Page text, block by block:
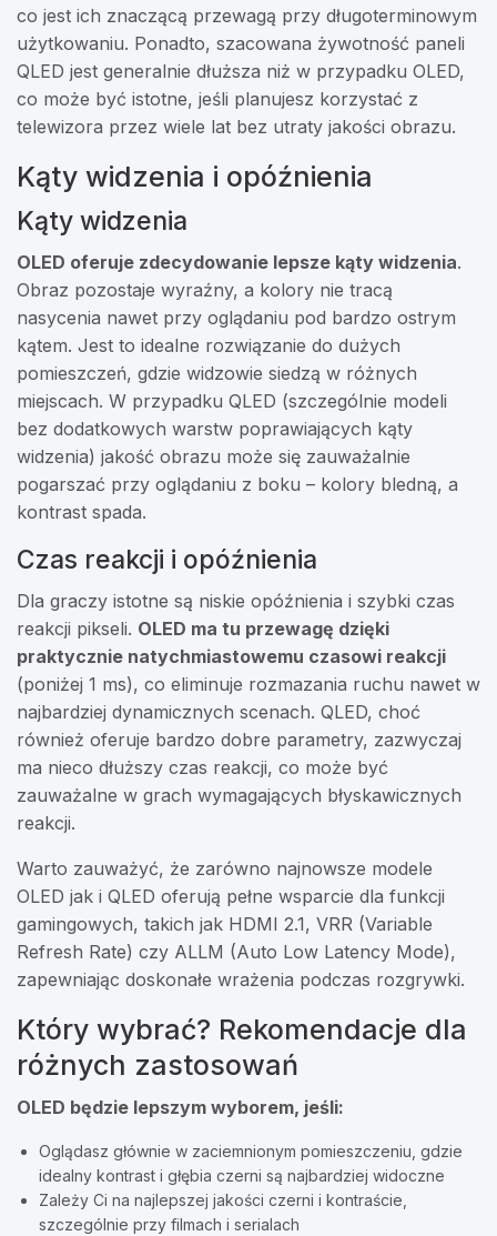
co jest ich znaczącą przewagą przy długoterminowym
użytkowaniu. Ponadto, szacowana żywotność paneli
QLED jest generalnie dłuższa niż w przypadku OLED,
co może być istotne, jeśli planujesz korzystać z
telewizora przez wiele lat bez utraty jakości obrazu.
Kąty widzenia i opóźnienia
Kąty widzenia
OLED oferuje zdecydowanie lepsze kąty widzenia.
Obraz pozostaje wyraźny, a kolory nie tracą
nasycenia nawet przy oglądaniu pod bardzo ostrym
kątem. Jest to idealne rozwiązanie do dużych
pomieszczeń, gdzie widzowie siedzą w różnych
miejscach. W przypadku QLED (szczególnie modeli
bez dodatkowych warstw poprawiających kąty
widzenia) jakość obrazu może się zauważalnie
pogarszać przy oglądaniu z boku – kolory bledną, a
kontrast spada.
Czas reakcji i opóźnienia
Dla graczy istotne są niskie opóźnienia i szybki czas
reakcji pikseli. OLED ma tu przewagę dzięki
praktycznie natychmiastowemu czasowi reakcji
(poniżej 1 ms), co eliminuje rozmazania ruchu nawet w
najbardziej dynamicznych scenach. QLED, choć
również oferuje bardzo dobre parametry, zazwyczaj
ma nieco dłuższy czas reakcji, co może być
zauważalne w grach wymagających błyskawicznych
reakcji.
Warto zauważyć, że zarówno najnowsze modele
OLED jak i QLED oferują pełne wsparcie dla funkcji
gamingowych, takich jak HDMI 2.1, VRR (Variable
Refresh Rate) czy ALLM (Auto Low Latency Mode),
zapewniając doskonałe wrażenia podczas rozgrywki.
Który wybrać? Rekomendacje dla
różnych zastosowań
OLED będzie lepszym wyborem, jeśli:
Oglądasz głównie w zaciemnionym pomieszczeniu, gdzie
idealny kontrast i głębia czerni są najbardziej widoczne
Zależy Ci na najlepszej jakości czerni i kontraście,
szczególnie przy filmach i serialach